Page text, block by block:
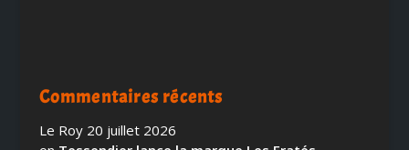
Commentaires récents
Le Roy 20 juillet 2026